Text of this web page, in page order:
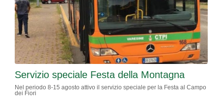
Servizio speciale Festa della Montagna
Nel periodo 8-15 agosto attivo il servizio speciale per la Festa al Campo
dei Fiori